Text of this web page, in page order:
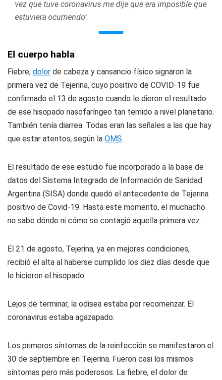
vez que tuve coronavirus me dije que era imposible que
estuviera ocurriendo"
El cuerpo habla
Fiebre, dolor de cabeza y cansancio físico signaron la
primera vez de Tejerina, cuyo positivo de COVID-19 fue
confirmado el 13 de agosto cuando le dieron el resultado
de ese hisopado nasofaríngeo tan temido a nivel planetario.
También tenía diarrea. Todas eran las señales a las que hay
que estar atentos, según la OMS.
El resultado de ese estudio fue incorporado a la base de
datos del Sistema Integrado de Información de Sanidad
Argentina (SISA) donde quedó el antecedente de Tejerina
positivo de Covid-19. Hasta este momento, el muchacho
no sabe dónde ni cómo se contagió aquella primera vez.
El 21 de agosto, Tejerina, ya en mejores condiciones,
recibió el alta al haberse cumplido los diez días desde que
le hicieron el hisopado.
Lejos de terminar, la odisea estaba por recomenzar. El
coronavirus estaba agazapado.
Los primeros síntomas de la reinfección se manifestaron el
30 de septiembre en Tejerina. Fueron casi los mismos
síntomas pero más poderosos. La fiebre, el dolor de